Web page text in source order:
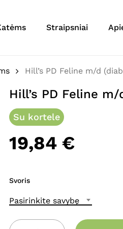
Straipsniai
Hill’s PD Feline m/d
Hill’s PD Feline
Su kortele
19,84 €
Svoris
Pasirinkite savybę
Būkite pirmas aprašęs
Jūsų įvertinimas*
Jūsų atsiliepimas*
Pavadinimas*